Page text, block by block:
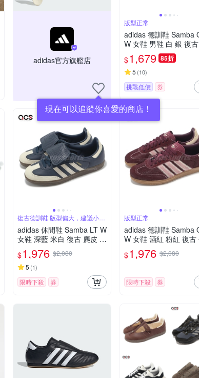
adidas官方旗艦店
現在可以追蹤你喜愛的商店！
版型正常
adidas 德訓鞋 Samba
W 女鞋 男鞋 白 銀 復
底 休閒鞋 愛迪達 JI2725
$1,679 85折
5 (10)
挑戰低價 券
復古德訓鞋 版型偏大，建議小半
號
adidas 休閒鞋 Samba LT W
女鞋 深藍 米白 復古 麂皮 翻
鞋舌 德訓鞋 愛迪達 JH5705
$1,976 $2,080
5 (1)
限時下殺 券
版型正常
adidas 德訓鞋 Samba
W 女鞋 酒紅 粉紅 復古
鞋 馬毛鞋面 愛迪達
$1,976 $2,080
限時下殺 券